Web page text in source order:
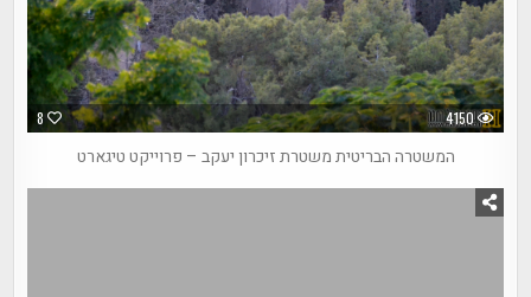
8 4150
המשטרה הבריטית משטרת זיכרון יעקב – פרוייקט טיגארט